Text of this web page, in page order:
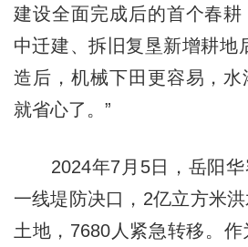
建设全面完成后的首个春
中迁建、拆旧复垦新增耕地
造后，机械下田更容易，
就省心了。”
2024年7月5日，岳阳华
一线堤防决口，2亿立方米
土地，7680人紧急转移。